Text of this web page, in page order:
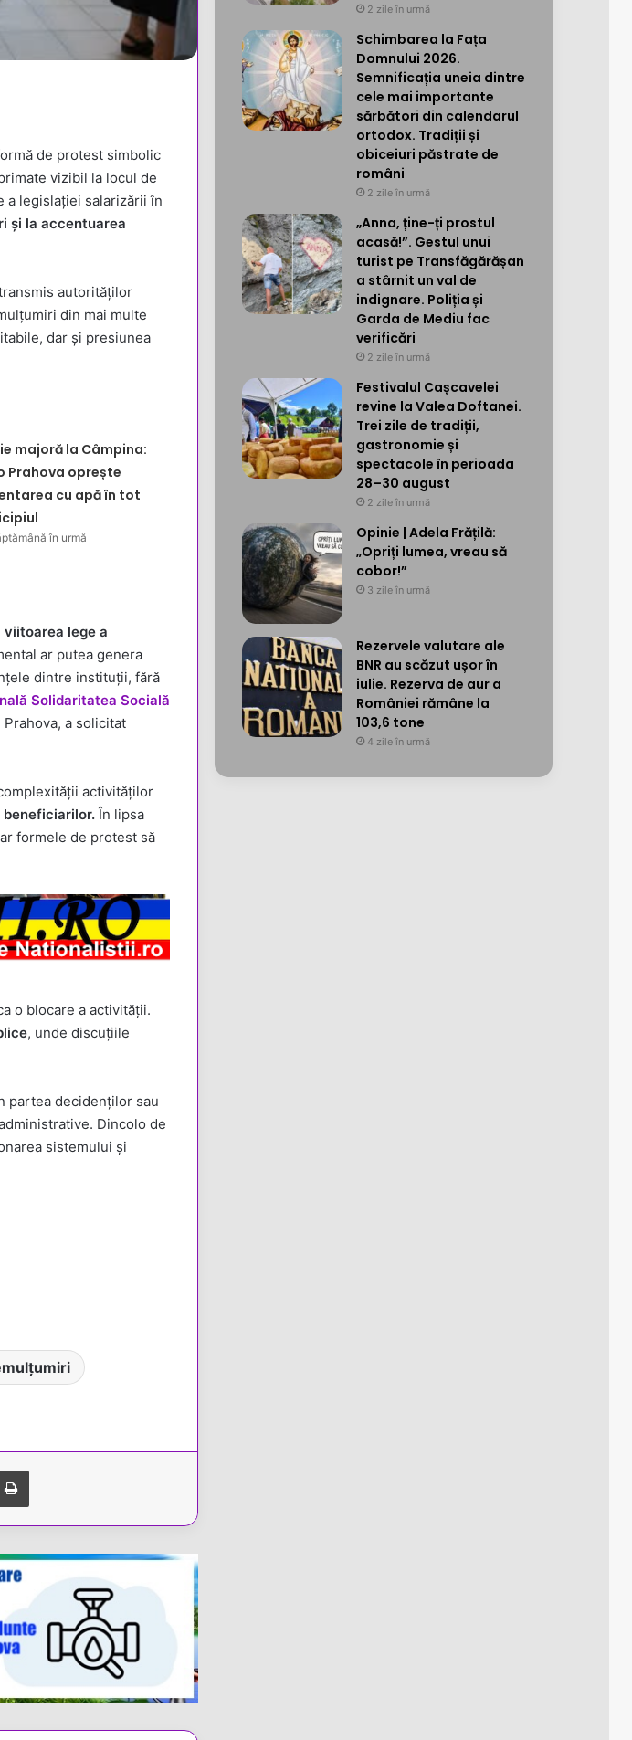
de protest simbolic
vizibil la locul de
a legislației salarizării în
și la accentuarea
autorităților
din mai multe
dar și presiunea
majoră la Câmpina:
Prahova oprește
cu apă în tot
în urmă
lege a
ar putea genera
dintre instituții, fără
Solidaritatea Socială
a solicitat
activităților
În lipsa
formele de protest să
o blocare a activității.
, unde discuțiile
partea decidenților sau
Dincolo de
sistemului și
Email Tipărește
2 zile în urmă
Schimbarea la Fața
Domnului 2026.
Semnificația uneia dintre
cele mai importante
sărbători din calendarul
ortodox. Tradiții și
obiceiuri păstrate de
români
2 zile în urmă
„Anna, ține-ți prostul
acasă!”. Gestul unui
turist pe Transfăgărășan
a stârnit un val de
indignare. Poliția și
Garda de Mediu fac
verificări
2 zile în urmă
Festivalul Cașcavelei
revine la Valea Doftanei.
Trei zile de tradiții,
gastronomie și
spectacole în perioada
28–30 august
2 zile în urmă
Opinie | Adela Frățilă:
„Opriți lumea, vreau să
cobor!”
3 zile în urmă
Rezervele valutare ale
BNR au scăzut ușor în
iulie. Rezerva de aur a
României rămâne la
103,6 tone
4 zile în urmă